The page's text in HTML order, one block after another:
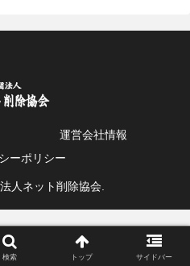
運営会社情報
ーポリシー
人ネット削除協会.
検索 トップ サイドバー